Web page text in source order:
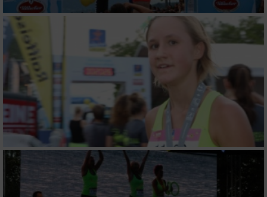
verschiedenen Quellen
Entwicklung und Verbesserung der Angebote
Verwendung reduzierter Daten zur Auswahl
von Inhalten
IAB-Besonderheiten:
Verwendung genauer Standortdaten
Geräte anhand von aktiv angeforderten
Informationen identifizieren
Nicht-IAB-Verarbeitungszwecke: